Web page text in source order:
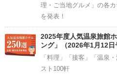
理・ご当地グルメ」の各
を発表！
2025年度人気温泉旅館
ング」（2026年1月12日
「料理」「接客」「温泉
スト100軒